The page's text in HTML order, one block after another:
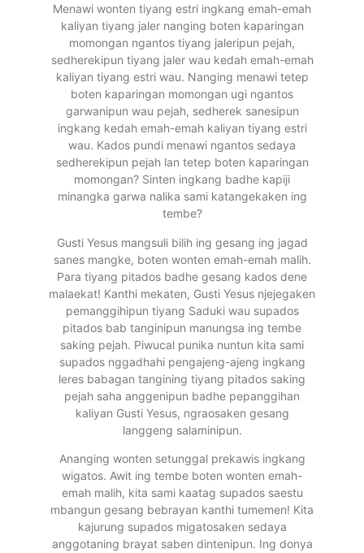
Menawi wonten tiyang estri ingkang emah-emah
kaliyan tiyang jaler nanging boten kaparingan
momongan ngantos tiyang jaleripun pejah,
sedherekipun tiyang jaler wau kedah emah-emah
kaliyan tiyang estri wau. Nanging menawi tetep
boten kaparingan momongan ugi ngantos
garwanipun wau pejah, sedherek sanesipun
ingkang kedah emah-emah kaliyan tiyang estri
wau. Kados pundi menawi ngantos sedaya
sedherekipun pejah lan tetep boten kaparingan
momongan? Sinten ingkang badhe kapiji
minangka garwa nalika sami katangekaken ing
tembe?
Gusti Yesus mangsuli bilih ing gesang ing jagad
sanes mangke, boten wonten emah-emah malih.
Para tiyang pitados badhe gesang kados dene
malaekat! Kanthi mekaten, Gusti Yesus njejegaken
pemanggihipun tiyang Saduki wau supados
pitados bab tanginipun manungsa ing tembe
saking pejah. Piwucal punika nuntun kita sami
supados nggadhahi pengajeng-ajeng ingkang
leres babagan tangining tiyang pitados saking
pejah saha anggenipun badhe pepanggihan
kaliyan Gusti Yesus, ngraosaken gesang
langgeng salaminipun.
Ananging wonten setunggal prekawis ingkang
wigatos. Awit ing tembe boten wonten emah-
emah malih, kita sami kaatag supados saestu
mbangun gesang bebrayan kanthi tumemen! Kita
kajurung supados migatosaken sedaya
anggotaning brayat saben dintenipun. Ing donya